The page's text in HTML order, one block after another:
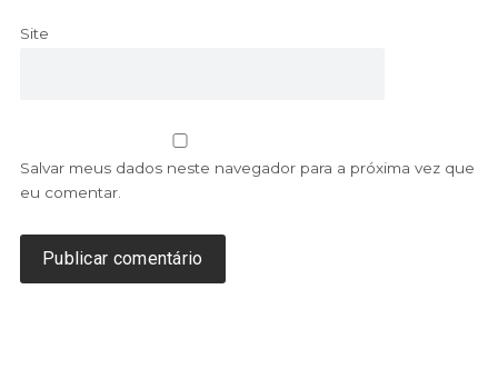
Site
Salvar meus dados neste navegador para a próxima vez que
eu comentar.